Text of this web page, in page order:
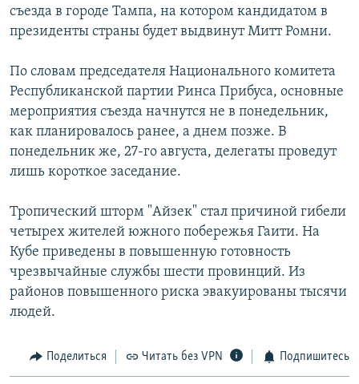
РАСПИСАНИЕ ВЕЩАНИЯ
ПОДПИШИТЕСЬ НА РАССЫЛКУ
СОЦИАЛЬНЫЕ СЕТИ
съезда в городе Тампа, на котором кандидатом в
президенты страны будет выдвинут Митт Ромни.
По словам председателя Национального комитета
Республиканской партии Ринса Прибуса, основные
мероприятия съезда начнутся не в понедельник,
как планировалось ранее, а днем позже. В
понедельник же, 27-го августа, делегаты проведут
лишь короткое заседание.
Тропический шторм "Айзек" стал причиной гибели
четырех жителей южного побережья Гаити. На
Кубе приведены в повышенную готовность
чрезвычайные службы шести провинций. Из
районов повышенного риска эвакуированы тысячи
людей.
Поделиться Читать без VPN Подпишитесь